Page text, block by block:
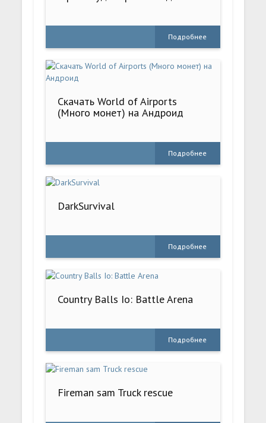
Подробнее
Скачать World of Airports
(Много монет) на Андроид
Подробнее
DarkSurvival
Подробнее
Country Balls Io: Battle Arena
Подробнее
Fireman sam Truck rescue